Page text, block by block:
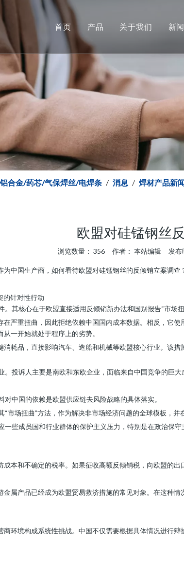
首页 产品
二保焊实芯焊丝
药芯焊丝
电焊条
不锈钢焊丝
关于我们 新
合金/药芯/气保焊丝/电焊条 / 消息 / 焊材产品新
欧盟对硅锰钢丝
浏览数量： 356 作者： 本站编辑 发布
中国生产商，如何看待欧盟对硅锰钢丝的反倾销立案调查
的针对性行动
其核心在于欧盟直接适用反倾销新办法和国别报告“市场扭
严重扭曲，因此拒绝依赖中国国内成本数据。相反，它
一开始就处于程序上的劣势。
耗品，直接影响汽车、造船和机械等欧盟核心行业。该措
。投诉人主要是南欧和东欧企业，面临来自中国竞争的巨大
中国的依赖是欧盟供应链去风险战略的具体落实。
市场扭曲”方法，作为解决非市场经济问题的全球模板，并
一些成员国和行业群体的保护主义压力，特别是在政治保守
本和不确定的税率。如果征收高额反倾销税，向欧盟的出
金属产品已经成为欧盟贸易救济措施的常见对象。在这种
环境构成系统性挑战。中国不仅需要根据具体情况进行辩